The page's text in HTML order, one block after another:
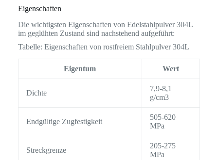
Eigenschaften
Die wichtigsten Eigenschaften von Edelstahlpulver 304L
im geglühten Zustand sind nachstehend aufgeführt:
Tabelle: Eigenschaften von rostfreiem Stahlpulver 304L
Eigentum Wert
Dichte
7,9-8,1
g/cm3
Endgültige Zugfestigkeit
505-620
MPa
Streckgrenze
205-275
MPa